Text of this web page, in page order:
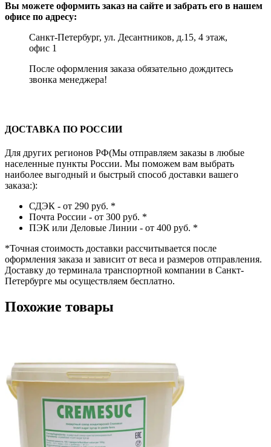
Вы можете оформить заказ на сайте и забрать его в нашем
офисе по адресу:
Санкт-Петербург, ул. Десантников, д.15, 4 этаж,
офис 1
После оформления заказа обязательно дождитесь
звонка менеджера!
ДОСТАВКА ПО РОССИИ
Для других регионов РФ(Мы отправляем заказы в любые
населенные пункты России. Мы поможем вам выбрать
наиболее выгодный и быстрый способ доставки вашего
заказа:):
СДЭК - от 290 руб. *
Почта России - от 300 руб. *
ПЭК или Деловые Линии - от 400 руб. *
*Точная стоимость доставки рассчитывается после
оформления заказа и зависит от веса и размеров отправления.
Доставку до терминала транспортной компании в Санкт-
Петербурге мы осуществляем бесплатно.
Похожие товары